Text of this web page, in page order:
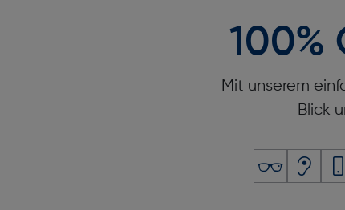
100%
Mit unserem
Blick